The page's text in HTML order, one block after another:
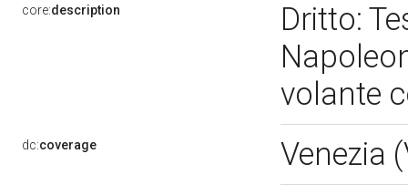
core:description
Dritto:
volante
dc:coverage Venezia